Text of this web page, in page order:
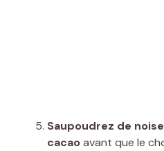
Saupoudrez de
cacaoavant que le